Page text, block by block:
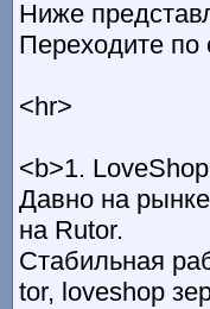
Ниже
Переходите
<hr>
<b>1.
Давно на
на Rutor.
Стабильная
tor, loveshop